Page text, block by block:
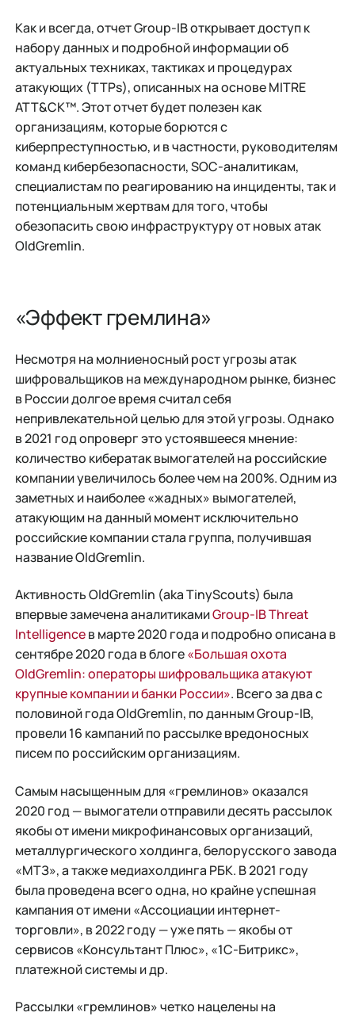
Как и всегда, отчет Group-IB открывает доступ к
набору данных и подробной информации об
актуальных техниках, тактиках и процедурах
атакующих (TTPs), описанных на основе MITRE
ATT&CK™. Этот отчет будет полезен как
организациям, которые борются с
киберпреступностью, и в частности, руководителям
команд кибербезопасности, SOC-аналитикам,
специалистам по реагированию на инциденты, так и
потенциальным жертвам для того, чтобы
обезопасить свою инфраструктуру от новых атак
OldGremlin.
«Эффект гремлина»
Несмотря на молниеносный рост угрозы атак
шифровальщиков на международном рынке, бизнес
в России долгое время считал себя
непривлекательной целью для этой угрозы. Однако
в 2021 год опроверг это устоявшееся мнение:
количество кибератак вымогателей на российские
компании увеличилось более чем на 200%. Одним из
заметных и наиболее «жадных» вымогателей,
атакующим на данный момент исключительно
российские компании стала группа, получившая
название OldGremlin.
Активность OldGremlin (aka TinyScouts) была
впервые замечена аналитикамиGroup-IB Threat
Intelligenceв марте 2020 года и подробно описана в
сентябре 2020 года в блоге«Большая охота
OldGremlin: операторы шифровальщика атакуют
крупные компании и банки России». Всего за два с
половиной года OldGremlin, по данным Group-IB,
провели 16 кампаний по рассылке вредоносных
писем по российским организациям.
Самым насыщенным для «гремлинов» оказался
2020 год — вымогатели отправили десять рассылок
якобы от имени микрофинансовых организаций,
металлургического холдинга, белорусского завода
«МТЗ», а также медиахолдинга РБК. В 2021 году
была проведена всего одна, но крайне успешная
кампания от имени «Ассоциации интернет-
торговли», в 2022 году — уже пять — якобы от
сервисов «Консультант Плюс», «1С-Битрикс»,
платежной системы и др.
Рассылки «гремлинов» четко нацелены на